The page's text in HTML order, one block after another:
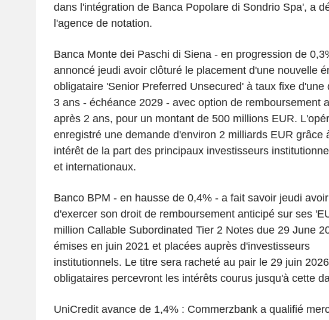
dans l'intégration de Banca Popolare di Sondrio Spa', a
l'agence de notation.
Banca Monte dei Paschi di Siena - en progression de
annoncé jeudi avoir clôturé le placement d'une nouvelle
obligataire 'Senior Preferred Unsecured' à taux fixe d'une
3 ans - échéance 2029 - avec option de remboursement
après 2 ans, pour un montant de 500 millions EUR.
enregistré une demande d'environ 2 milliards EUR grâce
intérêt de la part des principaux investisseurs
et internationaux.
Banco BPM - en hausse de 0,4% - a fait savoir jeudi
d'exercer son droit de remboursement anticipé sur ses
million Callable Subordinated Tier 2 Notes due 29 June
émises en juin 2021 et placées auprès d'investisseurs
institutionnels. Le titre sera racheté au pair le 29 juin
obligataires percevront les intérêts courus jusqu'à cette
UniCredit avance de 1,4% : Commerzbank a qualifié